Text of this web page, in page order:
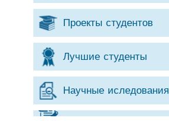
Проекты студентов
Лучшие студенты
Научные иследования